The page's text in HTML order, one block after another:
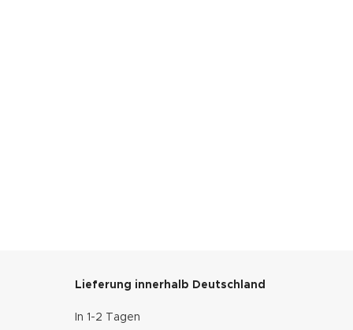
Lieferung innerhalb Deutschland
In 1-2 Tagen